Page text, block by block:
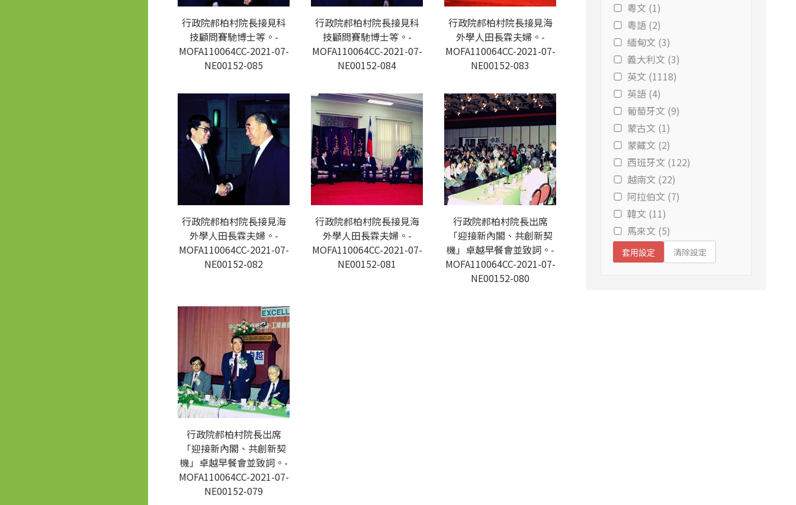
行政院郝柏村院長接見科
技顧問賽馳博士等。-
MOFA110064CC-2021-07-
NE00152-085
行政院郝柏村院長接見科
技顧問賽馳博士等。-
MOFA110064CC-2021-07-
NE00152-084
行政院郝柏村院長接見海
外學人田長霖夫婦。-
MOFA110064CC-2021-07-
NE00152-083
行政院郝柏村院長接見海
外學人田長霖夫婦。-
MOFA110064CC-2021-07-
NE00152-082
行政院郝柏村院長接見海
外學人田長霖夫婦。-
MOFA110064CC-2021-07-
NE00152-081
行政院郝柏村院長出席
「迎接新內閣、共創新契
機」卓越早餐會並致詞。-
MOFA110064CC-2021-07-
NE00152-080
行政院郝柏村院長出席
「迎接新內閣、共創新契
機」卓越早餐會並致詞。-
MOFA110064CC-2021-07-
NE00152-079
粵文 (1)
粵語 (2)
緬甸文 (3)
義大利文 (3)
英文 (1118)
英語 (4)
葡萄牙文 (9)
蒙古文 (1)
蒙藏文 (2)
西班牙文 (122)
越南文 (22)
阿拉伯文 (7)
韓文 (11)
馬來文 (5)
套用設定 清除設定